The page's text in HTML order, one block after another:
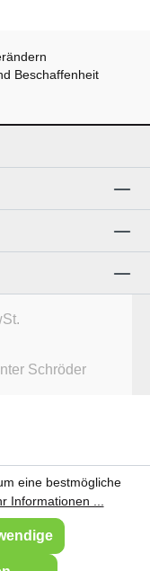
Beschaffenheit
Schröder
eine bestmögliche
Informationen ...